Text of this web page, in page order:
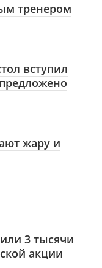
тренером
вступил
жару и
3 тысячи
акции